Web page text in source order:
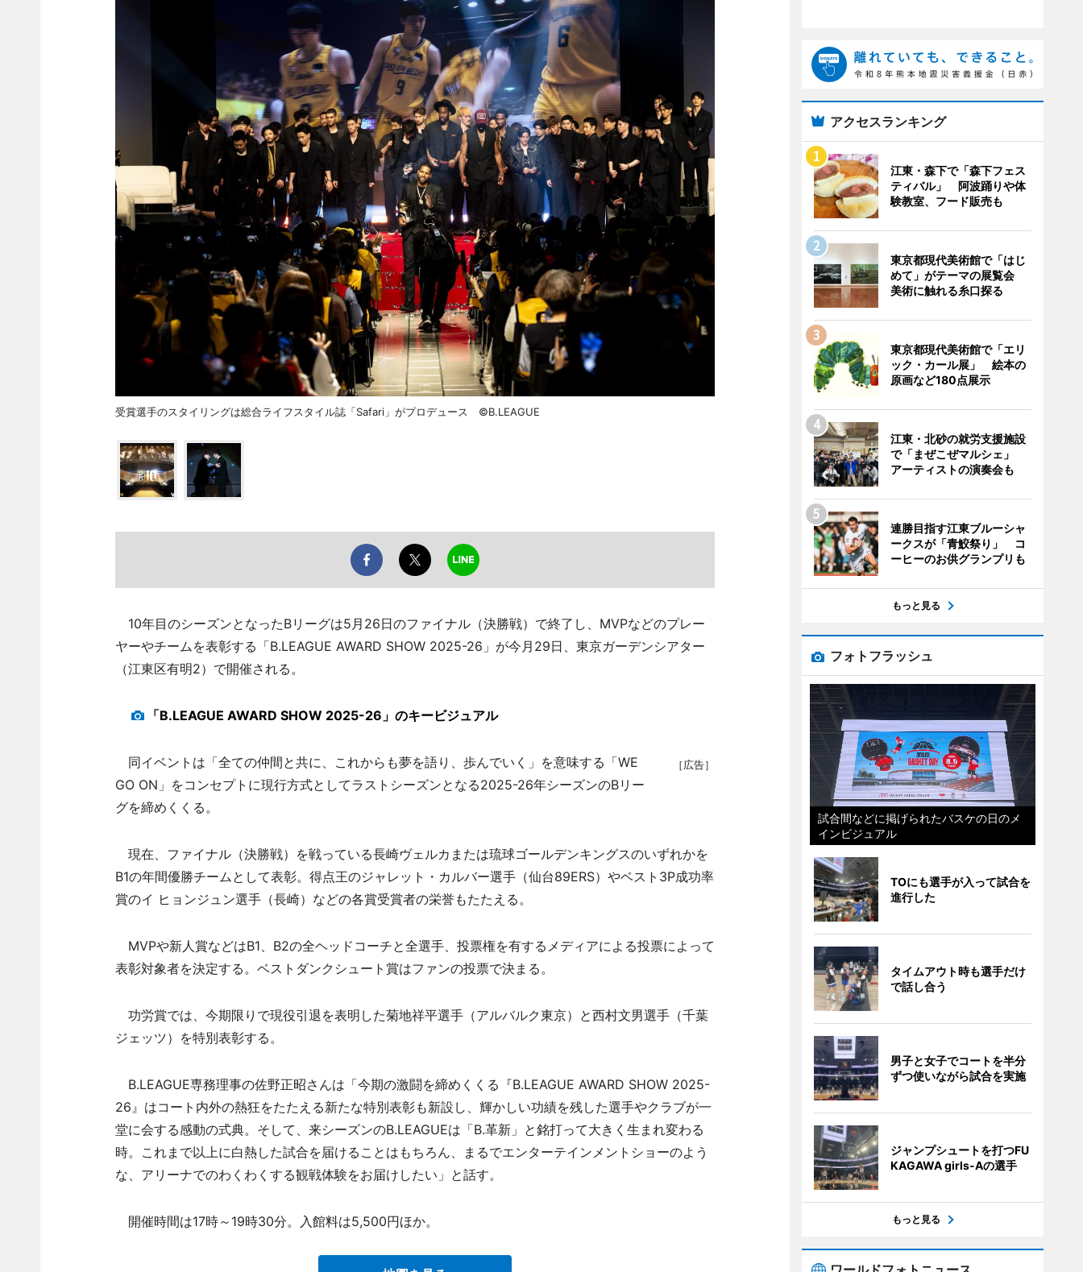
受賞選手のスタイリングは総合ライフスタイル誌「Safari」がプロデュース ©B.LEAGUE
10年目のシーズンとなったBリーグは5月26日のファイナル（決勝戦）で終了し、MVPなどのプレー
ヤーやチームを表彰する「B.LEAGUE AWARD SHOW 2025-26」が今月29日、東京ガーデンシアター
（江東区有明2）で開催される。
「B.LEAGUE AWARD SHOW 2025-26」のキービジュアル
［広告］
同イベントは「全ての仲間と共に、これからも夢を語り、歩んでいく」を意味する「WE
GO ON」をコンセプトに現行方式としてラストシーズンとなる2025-26年シーズンのBリー
グを締めくくる。
現在、ファイナル（決勝戦）を戦っている長崎ヴェルカまたは琉球ゴールデンキングスのいずれかを
B1の年間優勝チームとして表彰。得点王のジャレット・カルバー選手（仙台89ERS）やベスト3P成功率
賞のイ ヒョンジュン選手（長崎）などの各賞受賞者の栄誉もたたえる。
MVPや新人賞などはB1、B2の全ヘッドコーチと全選手、投票権を有するメディアによる投票によって
表彰対象者を決定する。ベストダンクシュート賞はファンの投票で決まる。
功労賞では、今期限りで現役引退を表明した菊地祥平選手（アルバルク東京）と西村文男選手（千葉
ジェッツ）を特別表彰する。
B.LEAGUE専務理事の佐野正昭さんは「今期の激闘を締めくくる『B.LEAGUE AWARD SHOW 2025-
26』はコート内外の熱狂をたたえる新たな特別表彰も新設し、輝かしい功績を残した選手やクラブが一
堂に会する感動の式典。そして、来シーズンのB.LEAGUEは「B.革新」と銘打って大きく生まれ変わる
時。これまで以上に白熱した試合を届けることはもちろん、まるでエンターテインメントショーのよう
な、アリーナでのわくわくする観戦体験をお届けしたい」と話す。
開催時間は17時～19時30分。入館料は5,500円ほか。
アクセスランキング
江東・森下で「森下フェス
ティバル」 阿波踊りや体
験教室、フード販売も
東京都現代美術館で「はじ
めて」がテーマの展覧会
美術に触れる糸口探る
東京都現代美術館で「エリ
ック・カール展」 絵本の
原画など180点展示
江東・北砂の就労支援施設
で「まぜこぜマルシェ」
アーティストの演奏会も
連勝目指す江東ブルーシャ
ークスが「青鮫祭り」 コ
ーヒーのお供グランプリも
もっと見る
フォトフラッシュ
試合間などに掲げられたバスケの日のメ
インビジュアル
TOにも選手が入って試合を
進行した
タイムアウト時も選手だけ
で話し合う
男子と女子でコートを半分
ずつ使いながら試合を実施
ジャンプシュートを打つFU
KAGAWA girls-Aの選手
もっと見る